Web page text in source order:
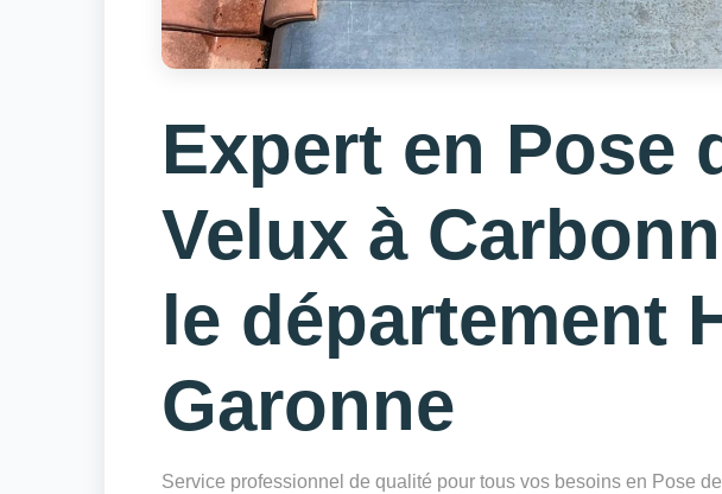
Expert en Pose
Velux à
le département
Garonne
Service professionnel de qualité pour tous vos besoins en Pose